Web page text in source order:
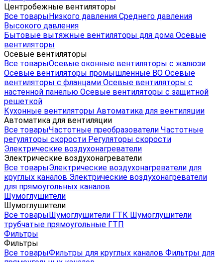
Центробежные вентиляторы
Все товарыНизкого давления Среднего давления
Высокого давления
Бытовые вытяжные вентиляторы для дома Осевые
вентиляторы
Осевые вентиляторы
Все товарыОсевые оконные вентиляторы с жалюзи
Осевые вентиляторы промышленные ВО Осевые
вентиляторы с фланцами Осевые вентиляторы с
настенной панелью Осевые вентиляторы с защитной
решеткой
Кухонные вентиляторы Автоматика для вентиляции
Автоматика для вентиляции
Все товарыЧастотные преобразователи Частотные
регуляторы скорости Регуляторы скорости
Электрические воздухонагреватели
Электрические воздухонагреватели
Все товарыЭлектрические воздухонагреватели для
круглых каналов Электрические воздухонагреватели
для прямоугольных каналов
Шумоглушители
Шумоглушители
Все товарыШумоглушители ГТК Шумоглушители
трубчатые прямоугольные ГТП
Фильтры
Фильтры
Все товарыФильтры для круглых каналов Фильтры для